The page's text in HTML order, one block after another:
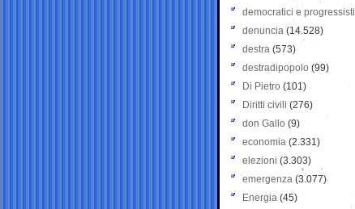
democratici e progressisti
denuncia (14.528)
destra (573)
destradipopolo (99)
Di Pietro (101)
Diritti civili (276)
don Gallo (9)
economia (2.331)
elezioni (3.303)
emergenza (3.077)
Energia (45)